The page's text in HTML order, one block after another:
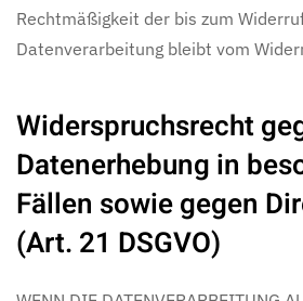
Rechtmäßigkeit der bis zum
Datenverarbeitung bleibt vom
Widerspruchsrecht
Datenerhebung in
Fällen sowie gegen
(Art. 21 DSGVO)